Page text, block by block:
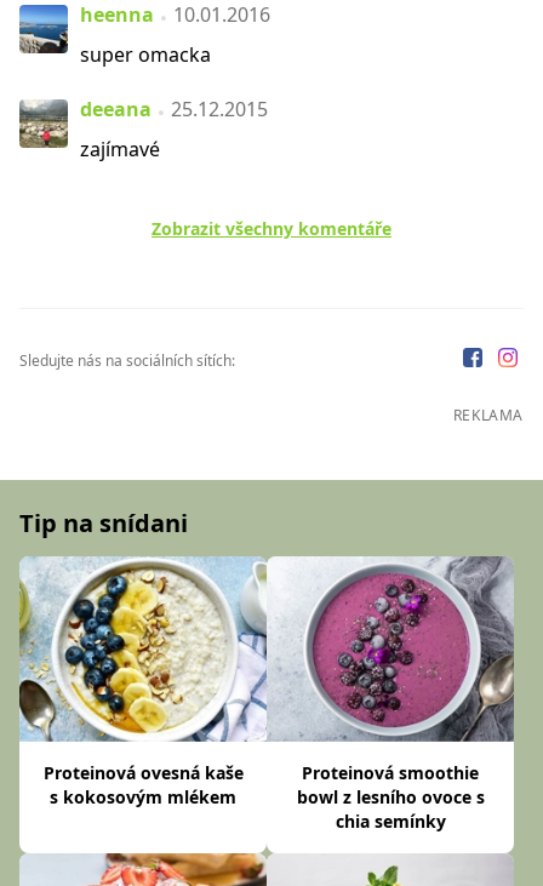
heenna
10.01.2016
super omacka
deeana
25.12.2015
zajímavé
Zobrazit všechny komentáře
Sledujte nás na sociálních sítích:
REKLAMA
Tip na snídani
Proteinová ovesná kaše
s kokosovým mlékem
Proteinová smoothie
bowl z lesního ovoce s
chia semínky